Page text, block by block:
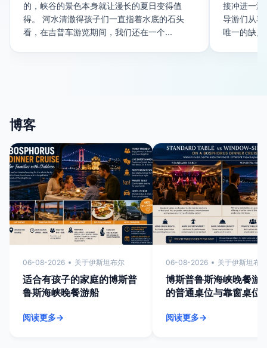
的，峡谷的景色本身就让漫长的夏日变得值
得。 河水清澈得孩子们一直指着水底的石头
看，在吉普车游览期间，我们还在一个...
接冲进一
导游们从
唯一的缺
博客
06-08-2026 关于伊斯坦布尔
适合有孩子的家庭的博斯普
鲁斯海峡晚餐游船
阅读更多
06-08-2026 关于伊斯坦布尔
博斯普鲁斯海峡晚餐游
的普通桌位与靠窗桌位
阅读更多